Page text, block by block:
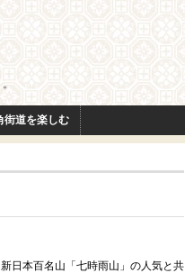
街道を楽しむ
日本百名山「七時雨山」の人気と共